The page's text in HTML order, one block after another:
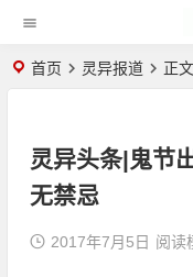
首页 灵异报道 正文
灵异头条|鬼节
无禁忌
2017年7月5日 阅读